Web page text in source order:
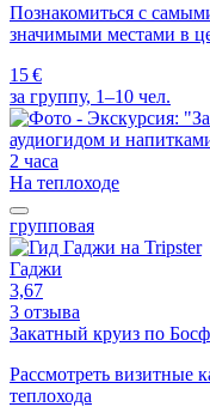
Познакомиться с
значимыми местами в
15 €
за группу, 1–10 чел.
2 часа
На теплоходе
групповая
Гаджи
3,67
3 отзыва
Закатный круиз по
Рассмотреть визитные
теплохода